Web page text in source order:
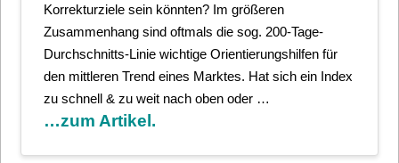
Korrekturziele sein könnten? Im größeren
Zusammenhang sind oftmals die sog. 200-Tage-
Durchschnitts-Linie wichtige Orientierungshilfen für
den mittleren Trend eines Marktes. Hat sich ein Index
zu schnell & zu weit nach oben oder …
…zum Artikel.